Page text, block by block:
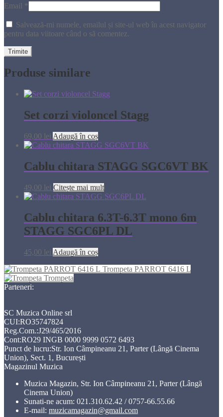
Email *
Salvează-mi numele, emailul și site-ul web în acest navigator
pentru data viitoare când o să comentez.
Produse similare
Set corzi violoncel Stagg
69,00 lei Adaugă în coș
Cablu chitara STAGG SGC6VT BK
49,00 lei Citește mai mult
Cablu chitara 6.3T-6.3T mono 6m
STAGG SGC6PL DL
45,00 lei Adaugă în coș
Trompeta PARROT 6416 L
Trompeta
Parteneri:
SC Muzica Online srl
CUI:RO35747824
Reg.Com.:J29/465/2016
Cont:RO29 INGB 0000 9999 0572 6493
Punct de lucru:Str. Ion Câmpineanu 21, Parter (Lângă Cinema
Union), Sect. 1, București
Magazinul Muzica
Muzica Magazin, Str. Ion Câmpineanu 21, Parter (Lângă
Cinema Union)
Sunati-ne acum: 021.310.62.42 / 0757-66.55.66
E-mail: muzicamagazin@gmail.com